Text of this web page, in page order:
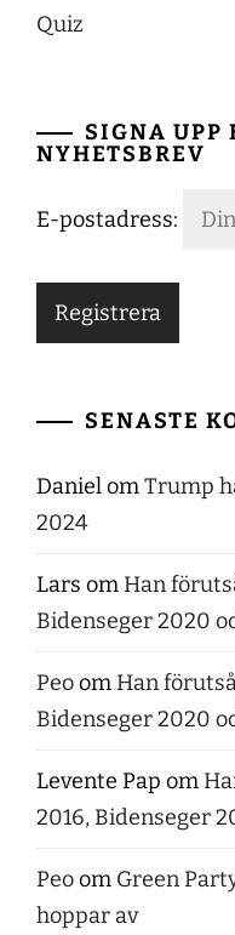
Quiz
SIGNA UPP
NYHETSBREV
E-postadress:
SENASTE
DanielomTrump
2024
Lars om Han
Bidenseger 2020
Peoom Han
Bidenseger 2020
Levente Pap om
2016, Bidenseger
Peoom Green
hoppar av